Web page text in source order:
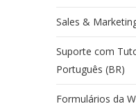
Sales &
Suporte com
Português (BR)
Formulários da